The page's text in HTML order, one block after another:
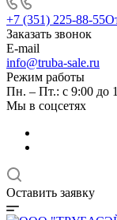
+7 (351) 225-88-55
Заказать звонок
E-mail
info@truba-sale.ru
Режим работы
Пн. – Пт.: с 9:00 до
Мы в соцсетях
Оставить заявку